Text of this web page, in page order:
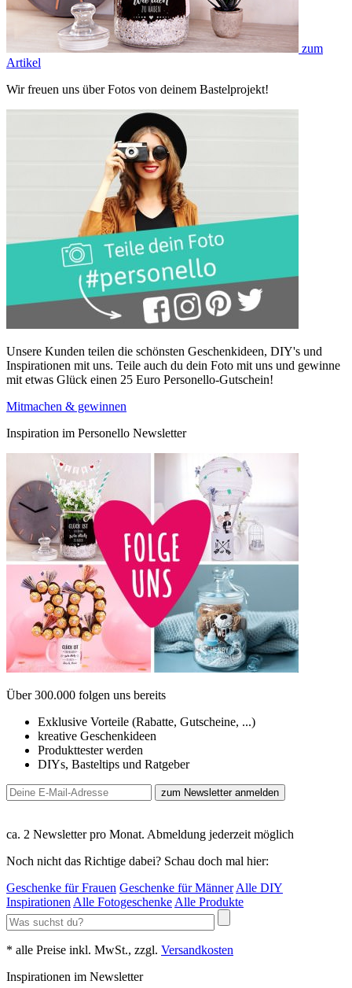
zum
Artikel
Wir freuen uns über Fotos von deinem Bastelprojekt!
Unsere Kunden teilen die schönsten Geschenkideen, DIY's und
Inspirationen mit uns. Teile auch du dein Foto mit uns und gewinne
mit etwas Glück einen 25 Euro Personello-Gutschein!
Mitmachen & gewinnen
Inspiration im Personello Newsletter
Über 300.000 folgen uns bereits
Exklusive Vorteile (Rabatte, Gutscheine, ...)
kreative Geschenkideen
Produkttester werden
DIYs, Basteltips und Ratgeber
zum Newsletter anmelden
ca. 2 Newsletter pro Monat. Abmeldung jederzeit möglich
Noch nicht das Richtige dabei? Schau doch mal hier:
Geschenke für Frauen Geschenke für Männer Alle DIY
Inspirationen Alle Fotogeschenke Alle Produkte
* alle Preise inkl. MwSt., zzgl. Versandkosten
Inspirationen im Newsletter